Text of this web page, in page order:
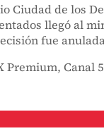
Ciudad de los
llegó al
fue
Canal